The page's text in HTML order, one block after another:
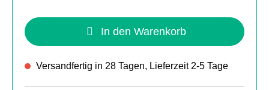
In den Warenkorb
Versandfertig in 28 Tagen, Lieferzeit 2-5 Tage